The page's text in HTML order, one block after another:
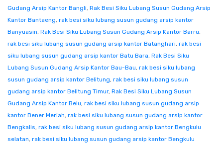
Gudang Arsip Kantor Bangli, Rak Besi Siku Lubang Susun Gudang Arsip
Kantor Bantaeng, rak besi siku lubang susun gudang arsip kantor
Banyuasin, Rak Besi Siku Lubang Susun Gudang Arsip Kantor Barru,
rak besi siku lubang susun gudang arsip kantor Batanghari, rak besi
siku lubang susun gudang arsip kantor Batu Bara, Rak Besi Siku
Lubang Susun Gudang Arsip Kantor Bau-Bau, rak besi siku lubang
susun gudang arsip kantor Belitung, rak besi siku lubang susun
gudang arsip kantor Belitung Timur, Rak Besi Siku Lubang Susun
Gudang Arsip Kantor Belu, rak besi siku lubang susun gudang arsip
kantor Bener Meriah, rak besi siku lubang susun gudang arsip kantor
Bengkalis, rak besi siku lubang susun gudang arsip kantor Bengkulu
selatan, rak besi siku lubang susun gudang arsip kantor Bengkulu